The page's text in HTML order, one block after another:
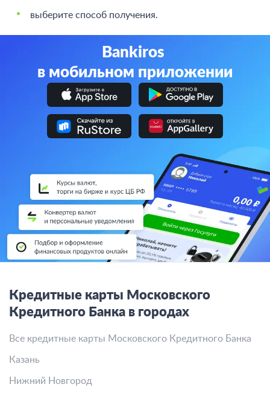
выберите способ получения.
Bankiros
в мобильном приложении
Кредитные карты Московского
Кредитного Банка в городах
Все кредитные карты Московского Кредитного Банка
Казань
Нижний Новгород